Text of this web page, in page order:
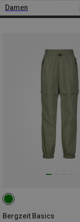
Damen
Bergzeit Basics
XL